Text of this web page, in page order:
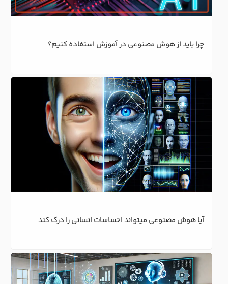
چرا باید از هوش مصنوعی در آموزش استفاده کنیم؟
آیا هوش مصنوعی میتواند احساسات انسانی را درک کند